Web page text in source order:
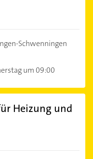
Schwenningen
um 09:00
Heizung und